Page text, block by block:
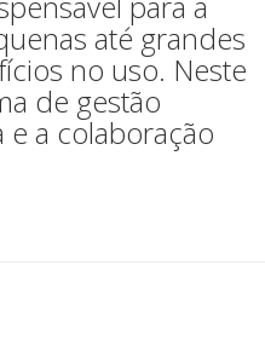
até grandes
no uso. Neste
de gestão
e a colaboração